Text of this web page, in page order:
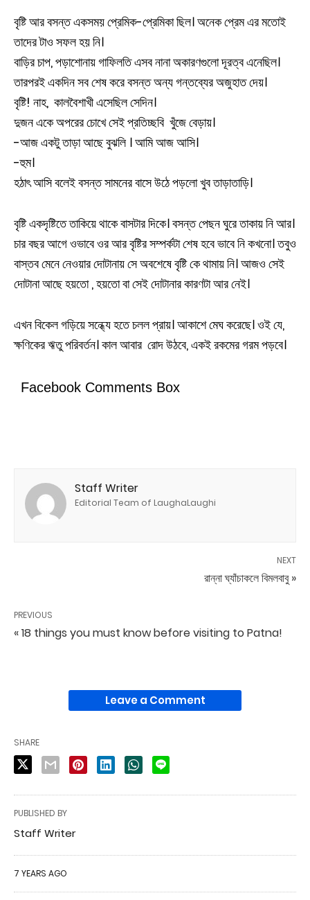
বৃষ্টি আর বসন্ত একসময় প্রেমিক-প্রেমিকা ছিল। অনেক প্রেম এর মতোই
তাদের টাও সফল হয় নি।
বাড়ির চাপ, পড়াশোনায় গাফিলতি এসব নানা অকারণগুলো দূরত্ব এনেছিল।
তারপরই একদিন সব শেষ করে বসন্ত অন্য গন্তব্যের অজুহাত দেয়।
বৃষ্টি! নাহ, কালবৈশাখী এসেছিল সেদিন।
দুজন একে অপরের চোখে সেই প্রতিচ্ছবি খুঁজে বেড়ায়।
-আজ একটু তাড়া আছে বুঝলি । আমি আজ আসি।
-হুম।
হঠাৎ আসি বলেই বসন্ত সামনের বাসে উঠে পড়লো খুব তাড়াতাড়ি।
বৃষ্টি একদৃষ্টিতে তাকিয়ে থাকে বাসটার দিকে। বসন্ত পেছন ঘুরে তাকায় নি আর।
চার বছর আগে ওভাবে ওর আর বৃষ্টির সম্পর্কটা শেষ হবে ভাবে নি কখনো। তবুও
বাস্তব মেনে নেওয়ার দোটানায় সে অবশেষে বৃষ্টি কে থামায় নি। আজও সেই
দোটানা আছে হয়তো , হয়তো বা সেই দোটানার কারণটা আর নেই।
এখন বিকেল গড়িয়ে সন্ধ্যে হতে চলল প্রায়। আকাশে মেঘ করেছে। ওই যে,
ক্ষণিকের ঋতু পরিবর্তন। কাল আবার রোদ উঠবে, একই রকমের গরম পড়বে।
Facebook Comments Box
Staff Writer
Editorial Team of LaughaLaughi
NEXT
রান্না ঘ্যাঁচাকলে বিমলবাবু »
PREVIOUS
« 18 things you must know before visiting to Patna!
Leave a Comment
SHARE
PUBLISHED BY
Staff Writer
7 YEARS AGO